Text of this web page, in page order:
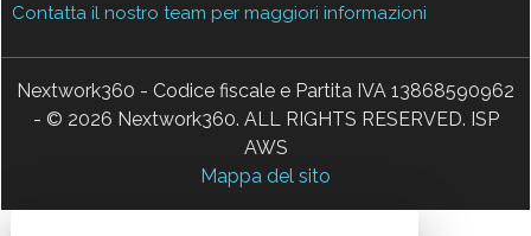
Contatta il nostro team per maggiori informazioni
Nextwork360 - Codice fiscale e Partita IVA 13868590962
- © 2026 Nextwork360. ALL RIGHTS RESERVED. ISP
AWS
Mappa del sito